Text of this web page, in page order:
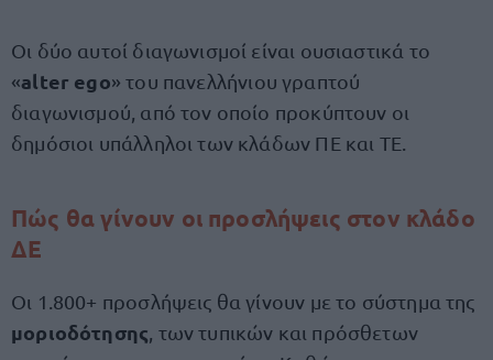
Οι δύο αυτοί διαγωνισμοί είναι ουσιαστικά το
«alter ego» του πανελλήνιου γραπτού
διαγωνισμού, από τον οποίο προκύπτουν οι
δημόσιοι υπάλληλοι των κλάδων ΠΕ και ΤΕ.
Πώς θα γίνουν οι προσλήψεις στον κλάδο
ΔΕ
Οι 1.800+ προσλήψεις θα γίνουν με το σύστημα της
μοριοδότησης , των τυπικών και πρόσθετων